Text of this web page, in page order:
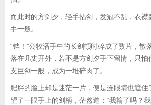
而此时的方剑夕，轻手拈剑，发冠不乱，衣襟
手一般。
“铛！”公牧潘手中的长剑顿时碎成了数片，散
落在几丈开外，若不是方剑夕手下留情，只怕
支巨剑一般，成为一堆碎肉了。
肥胖的脸上却是迷茫一片，便是连眼睛也遮住
望了一眼手上的剑柄，茫然道：“我输了吗？